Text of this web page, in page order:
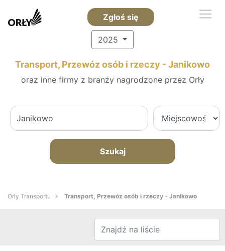
Zgłoś się
2025
Transport, Przewóz osób i rzeczy - Janikowo
oraz inne firmy z branży nagrodzone przez Orły
Szukaj
Orły Transportu Transport, Przewóz osób i rzeczy - Janikowo